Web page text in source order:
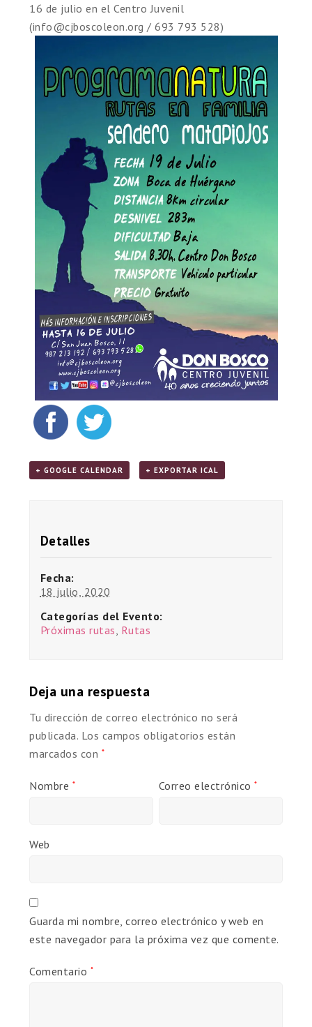
16 de julio en el Centro Juvenil
(info@cjboscoleon.org / 693 793 528)
+ GOOGLE CALENDAR + EXPORTAR ICAL
Detalles
Fecha:
18 julio, 2020
Categorías del Evento:
Próximas rutas, Rutas
Deja una respuesta
Tu dirección de correo electrónico no será
publicada. Los campos obligatorios están
marcados con *
Nombre * Correo electrónico*
Web
Guarda mi nombre, correo electrónico y web en
este navegador para la próxima vez que comente.
Comentario *